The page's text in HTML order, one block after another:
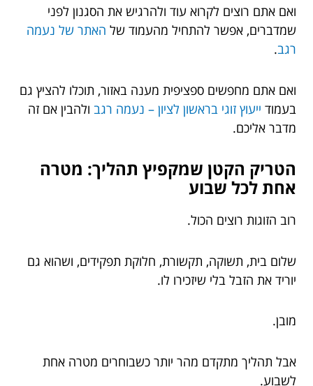
ואם אתם רוצים לקרוא עוד ולהרגיש את הסגנון לפני
שמדברים, אפשר להתחיל מהעמוד של האתר של נעמה
רגב.
ואם אתם מחפשים ספציפית מענה באזור, תוכלו להציץ גם
בעמוד ייעוץ זוגי בראשון לציון – נעמה רגב ולהבין אם זה
מדבר אליכם.
הטריק הקטן שמקפיץ תהליך: מטרה
אחת לכל שבוע
רוב הזוגות רוצים הכול.
שלום בית, תשוקה, תקשורת, חלוקת תפקידים, ושהוא גם
יוריד את הזבל בלי שיזכירו לו.
מובן.
אבל תהליך מתקדם מהר יותר כשבוחרים מטרה אחת
לשבוע.